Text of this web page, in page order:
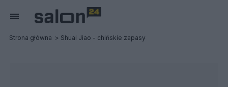
Strona główna Shuai Jiao - chińskie zapasy